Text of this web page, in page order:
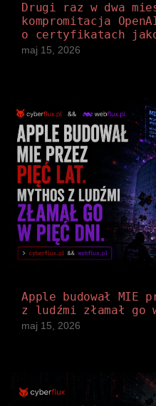
Drugi raz w dwa
kompromitacja
o certyfikatach
maj 15, 2026
Apple budował
z ludźmi złamał
maj 15, 2026